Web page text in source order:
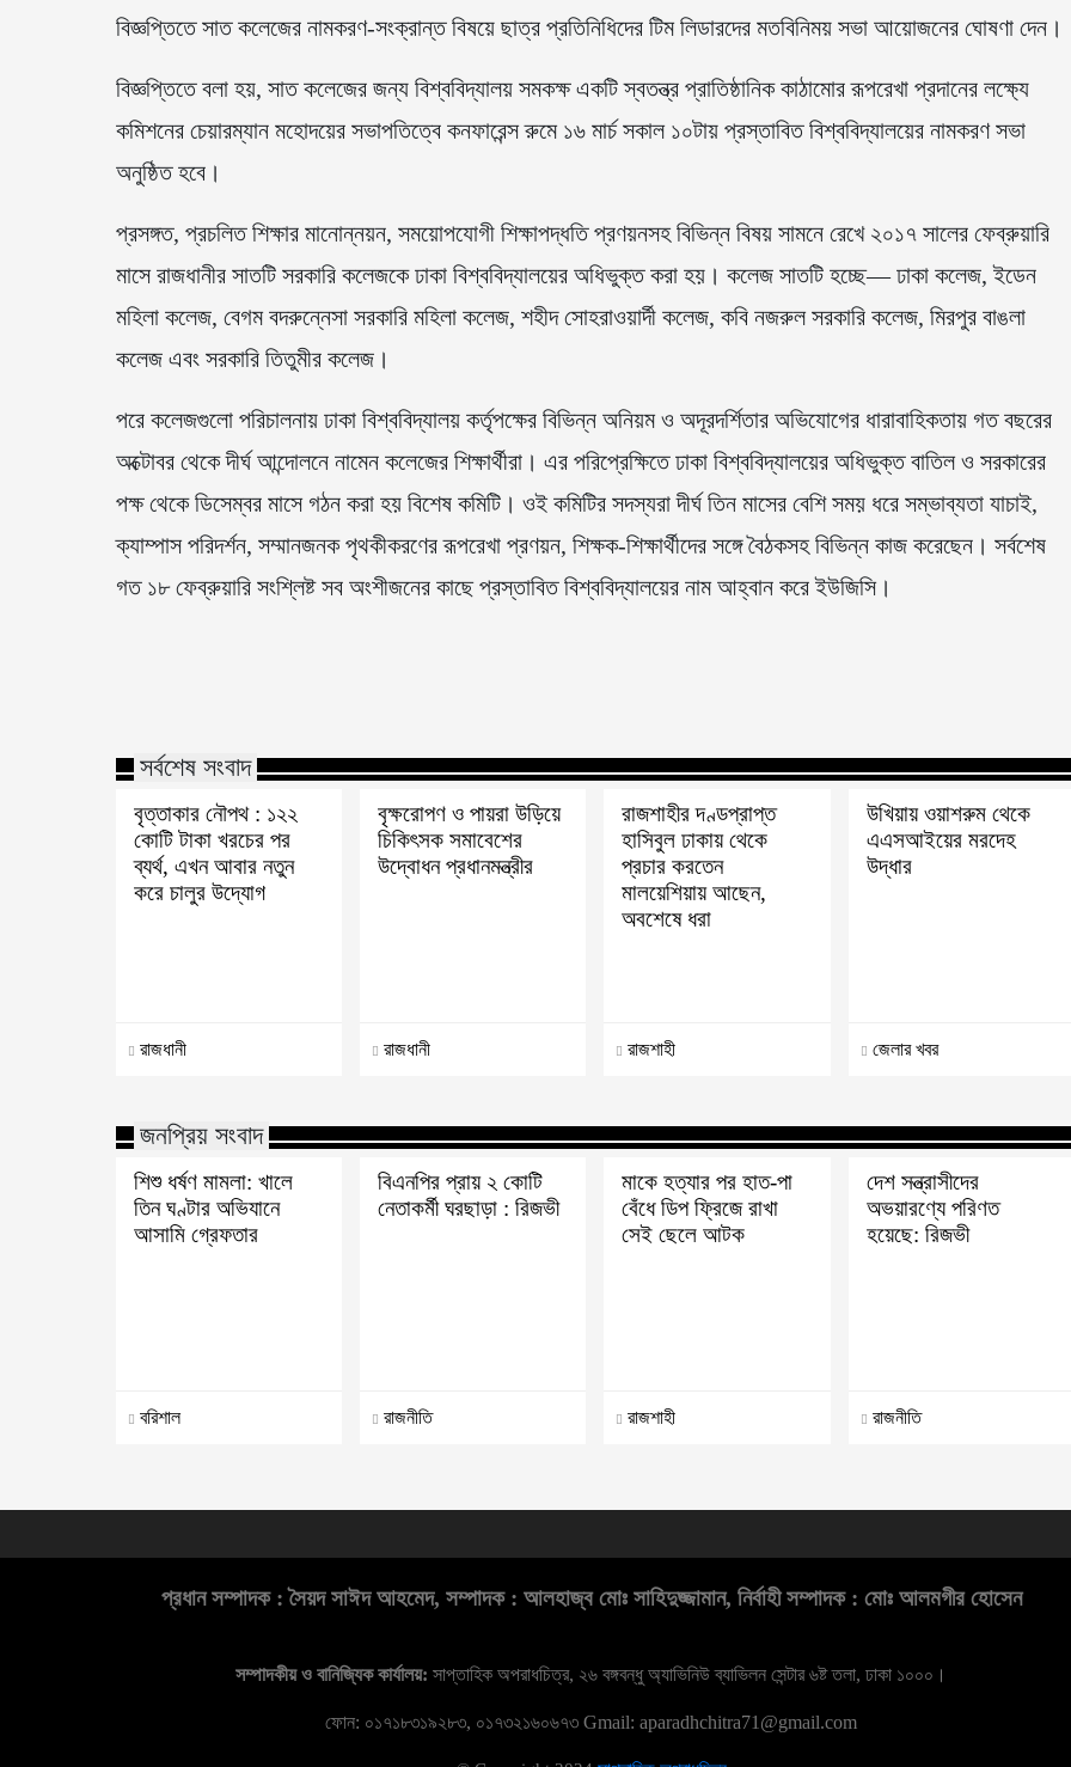
বিজ্ঞপ্তিতে সাত কলেজের নামকরণ-সংক্রান্ত বিষয়ে ছাত্র প্রতিনিধিদের টিম লিডারদের মতবিনিময় সভা আয়োজনের ঘোষণা দেন।
বিজ্ঞপ্তিতে বলা হয়, সাত কলেজের জন্য বিশ্ববিদ্যালয় সমকক্ষ একটি স্বতন্ত্র প্রাতিষ্ঠানিক কাঠামোর রূপরেখা প্রদানের লক্ষ্যে
কমিশনের চেয়ারম্যান মহোদয়ের সভাপতিত্বে কনফারেন্স রুমে ১৬ মার্চ সকাল ১০টায় প্রস্তাবিত বিশ্ববিদ্যালয়ের নামকরণ সভা
অনুষ্ঠিত হবে।
প্রসঙ্গত, প্রচলিত শিক্ষার মানোন্নয়ন, সময়োপযোগী শিক্ষাপদ্ধতি প্রণয়নসহ বিভিন্ন বিষয় সামনে রেখে ২০১৭ সালের ফেব্রুয়ারি
মাসে রাজধানীর সাতটি সরকারি কলেজকে ঢাকা বিশ্ববিদ্যালয়ের অধিভুক্ত করা হয়। কলেজ সাতটি হচ্ছে— ঢাকা কলেজ, ইডেন
মহিলা কলেজ, বেগম বদরুন্নেসা সরকারি মহিলা কলেজ, শহীদ সোহরাওয়ার্দী কলেজ, কবি নজরুল সরকারি কলেজ, মিরপুর বাঙলা
কলেজ এবং সরকারি তিতুমীর কলেজ।
পরে কলেজগুলো পরিচালনায় ঢাকা বিশ্ববিদ্যালয় কর্তৃপক্ষের বিভিন্ন অনিয়ম ও অদূরদর্শিতার অভিযোগের ধারাবাহিকতায় গত বছরের
অক্টোবর থেকে দীর্ঘ আন্দোলনে নামেন কলেজের শিক্ষার্থীরা। এর পরিপ্রেক্ষিতে ঢাকা বিশ্ববিদ্যালয়ের অধিভুক্ত বাতিল ও সরকারের
পক্ষ থেকে ডিসেম্বর মাসে গঠন করা হয় বিশেষ কমিটি। ওই কমিটির সদস্যরা দীর্ঘ তিন মাসের বেশি সময় ধরে সম্ভাব্যতা যাচাই,
ক্যাম্পাস পরিদর্শন, সম্মানজনক পৃথকীকরণের রূপরেখা প্রণয়ন, শিক্ষক-শিক্ষার্থীদের সঙ্গে বৈঠকসহ বিভিন্ন কাজ করেছেন। সর্বশেষ
গত ১৮ ফেব্রুয়ারি সংশ্লিষ্ট সব অংশীজনের কাছে প্রস্তাবিত বিশ্ববিদ্যালয়ের নাম আহ্বান করে ইউজিসি।
সর্বশেষ সংবাদ
বৃত্তাকার নৌপথ : ১২২
কোটি টাকা খরচের পর
ব্যর্থ, এখন আবার নতুন
করে চালুর উদ্যোগ
রাজধানী
বৃক্ষরোপণ ও পায়রা উড়িয়ে
চিকিৎসক সমাবেশের
উদ্বোধন প্রধানমন্ত্রীর
রাজধানী
রাজশাহীর দণ্ডপ্রাপ্ত
হাসিবুল ঢাকায় থেকে
প্রচার করতেন
মালয়েশিয়ায় আছেন,
অবশেষে ধরা
রাজশাহী
উখিয়ায় ওয়াশরুম থেকে
এএসআইয়ের মরদেহ
উদ্ধার
জেলার খবর
জনপ্রিয় সংবাদ
শিশু ধর্ষণ মামলা: খালে
তিন ঘণ্টার অভিযানে
আসামি গ্রেফতার
বরিশাল
বিএনপির প্রায় ২ কোটি
নেতাকর্মী ঘরছাড়া : রিজভী
রাজনীতি
মাকে হত্যার পর হাত-পা
বেঁধে ডিপ ফ্রিজে রাখা
সেই ছেলে আটক
রাজশাহী
দেশ সন্ত্রাসীদের
অভয়ারণ্যে পরিণত
হয়েছে: রিজভী
রাজনীতি
প্রধান সম্পাদক : সৈয়দ সাঈদ আহমেদ, সম্পাদক : আলহাজ্ব মোঃ সাহিদুজ্জামান, নির্বাহী সম্পাদক : মোঃ আলমগীর হোসেন
সম্পাদকীয় ও বানিজ্যিক কার্যালয়:সাপ্তাহিক অপরাধচিত্র, ২৬ বঙ্গবন্ধু অ্যাভিনিউ ব্যাভিলন সেন্টার ৬ষ্ট তলা, ঢাকা ১০০০।
ফোন: ০১৭১৮৩১৯২৮৩, ০১৭৩২১৬০৬৭৩ Gmail: aparadhchitra71@gmail.com